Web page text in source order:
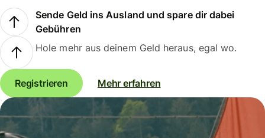
Sende Geld ins Ausland und spare dir dabei
Gebühren
Hole mehr aus deinem Geld heraus, egal wo.
Registrieren Mehr erfahren